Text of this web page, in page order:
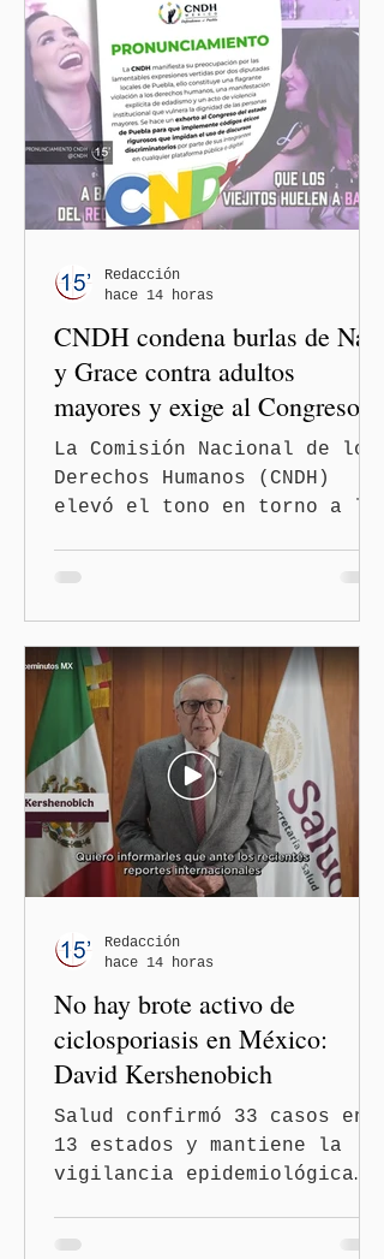
CNDH condena burlas de Nay
y Grace contra adultos
mayores y exige al Congreso
frenar discursos
discriminatorios
La Comisión Nacional de los
Derechos Humanos (CNDH)
elevó el tono en torno a la
Bojalil y Elvia Graciela
"Grace" Palomares Ramírez,
al considerar que los
comentarios que emitieron
en el podcast "DesCasadas"
contra las personas adultas
mayores no pueden
justificarse como una
simple opinión o una broma.
Redacción
hace 14 horas
No hay brote activo de
ciclosporiasis en México:
David Kershenobich
Salud confirmó 33 casos en
13 estados y mantiene la
vigilancia epidemiológica
Redacción
hace 14 horas